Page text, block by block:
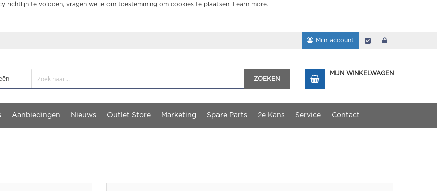
richtlijn te voldoen, vragen we je om toestemming om cookies te plaatsen. Learn more.
Mijn account Afrekenen
ZOEKEN
MIJN WINKELWAGEN
Aanbiedingen Nieuws Outlet Store Marketing Spare Parts 2e Kans Service Contact